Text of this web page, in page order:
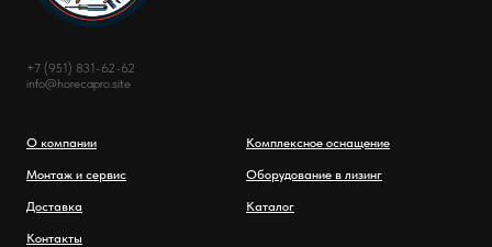
+7 (951) 831-62-62
info@horecapro.site
О компании
Монтаж и сервис
Доставка
Контакты
Комплексное оснащение
Оборудование в лизинг
Каталог